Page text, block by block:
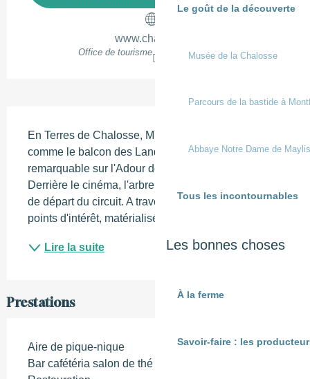
Le goût de la découverte
Musée de la Chalosse
Parcours de la bastide à
Abbaye Notre Dame de Maylis
Tous les incontournables
Les bonnes choses
À la ferme
Savoir-faire : les
www.chalosse.fr
Office de tourisme Terres de Chalosse
En Terres de Chalosse, Mugron, ville considérée
comme le balcon des Landes, offre un point de vue
remarquable sur l'Adour depuis la place Chantilly.
Derrière le cinéma, l'arbre de la liberté est le point
de départ du circuit. A travers un parcours de 20
points d'intérêt, matérialisés par des...
Lire la suite
Prestations
Aire de pique-nique
Bar cafétéria salon de thé